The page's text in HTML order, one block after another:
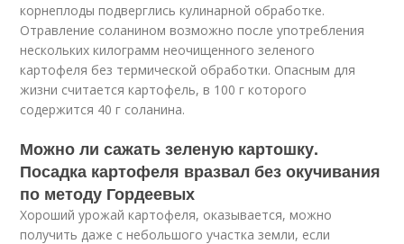
корнеплоды подверглись кулинарной обработке.
Отравление соланином возможно после употребления
нескольких килограмм неочищенного зеленого
картофеля без термической обработки. Опасным для
жизни считается картофель, в 100 г которого
содержится 40 г соланина.
Можно ли сажать зеленую картошку.
Посадка картофеля вразвал без окучивания
по методу Гордеевых
Хороший урожай картофеля, оказывается, можно
получить даже с небольшого участка земли, если